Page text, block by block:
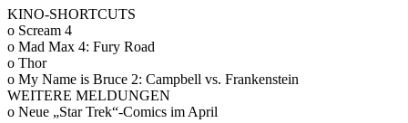
KINO-SHORTCUTS
o Scream 4
o Mad Max 4: Fury Road
o Thor
o My Name is Bruce 2: Campbell vs. Frankenstein
WEITERE MELDUNGEN
o Neue „Star Trek“-Comics im April